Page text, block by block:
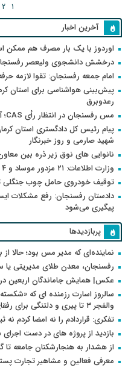
1
2
آخرین اخبار
اوردوز با یک بار مصرف هم ممکن
درخشش دانشجوی ولیعصر
امام جمعه رفسنجان: تقوا لازمه
پیش‌بینی هواشناسی برای استان
رعدوبرق
مس رفسنجان در انتظار رأی CAS؛ آغاز تمرینات از هفته آینده
شهید صارمی و روز خبرنگار
نانوایی های نوق زیر ذره بین
وزارت اطلاعات: ۲۱ مزدور موساد و ۴ شرور مسلح در کرمان بازداشت شدند
توقیف خودروی حامل چوب جنگلی
دادستان رفسنجان: رفع مشکلات
پیگیری می‌شود
پربازدیدها
نماینده‌ای که مدیر مس بود؛ حالا
رفسنجان، معدن طلای مدیریتی یا
عکس| همایش جاماندگان اربعین
سالروز اسارت رزمنده ای که
والفجر ۳ تا پیری و دلتنگی برای رفقای شهید
تفکری: قراردادم را نه امضا کردم
بازدید از پروژه های در دست
از هشدار به هنجارشکنان جامعه
معرفی فعالین و مشاهیر تجارت